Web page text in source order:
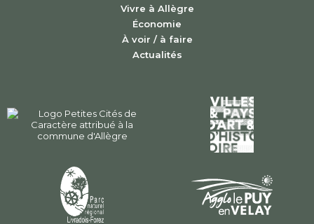
Vivre à Allègre
Économie
À voir / à faire
Actualités